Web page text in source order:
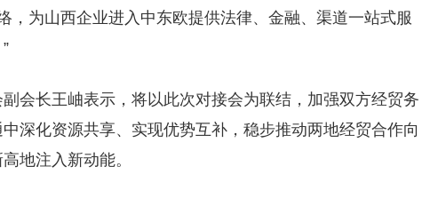
，为山西企业进入中东欧提供法律、金融、渠道一站式服
会长王岫表示，将以此次对接会为联结，加强双方经贸务
深化资源共享、实现优势互补，稳步推动两地经贸合作向
地注入新动能。